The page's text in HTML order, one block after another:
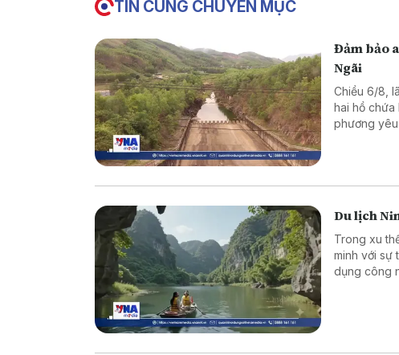
TIN CÙNG CHUYÊN MỤC
Đảm bảo
Ngãi
Chiều 6/8,
hai hồ chứa
phương
Du lịch
Trong xu
minh với sự
dụng công